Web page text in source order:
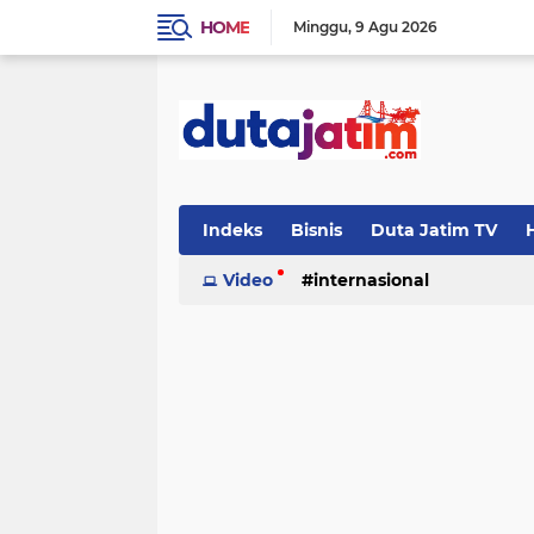
HOME Minggu 9 Agu 2026
Indeks Bisnis Duta Jatim TV
Video internasional